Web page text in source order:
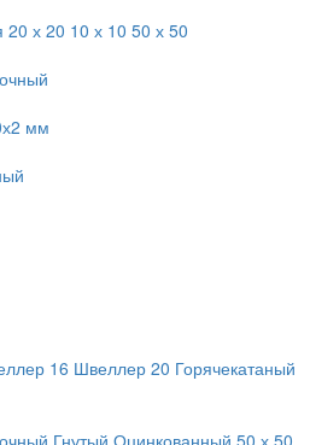
20 х 20 10 х 10 50 х 50
мм
16 Швеллер 20 Горячекатаный
Гнутый Оцинкованный 50 х 50